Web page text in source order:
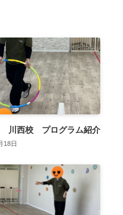
川西校 プログラム紹介
18日